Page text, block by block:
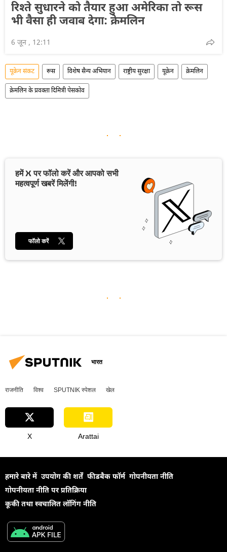
रिश्ते सुधारने को तैयार हुआ अमेरिका तो रूस
भी वैसा ही जवाब देगा: क्रेमलिन
6 जून , 12:11
यूक्रेन संकट रूस विशेष सैन्य अभियान राष्ट्रीय सुरक्षा यूक्रेन क्रेमलिन
क्रेमलिन के प्रवक्ता दिमित्री पेसकोव
हमें X पर फॉलो करें और आपको सभी
महत्वपूर्ण खबरें मिलेंगी!
फॉलो करें
भारत
राजनीति विश्व SPUTNIK स्पेशल खेल
X Arattai
हमारे बारे में उपयोग की शर्तें फीडबैक फॉर्म गोपनीयता नीति
गोपनीयता नीति पर प्रतिक्रिया
कूकी तथा स्वचालित लॉगिंग नीति